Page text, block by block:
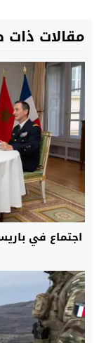
مقالات ذات
اجتماع في